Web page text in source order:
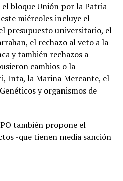
bloque Unión por la Patria
miércoles incluye el
presupuesto universitario, el
el rechazo al veto a la
y también rechazos a
cambios o la
Inta, la Marina Mercante, el
y organismos de
también propone el
-que tienen media sanción